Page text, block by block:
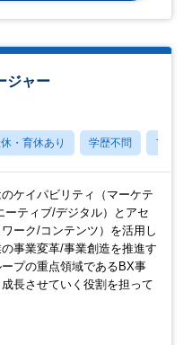
ジャー
・育休あり 学歴不問 フレッ
ケイパビリティ（マーケテ
ーティブ/デジタル）とアセ
ーク/コンテンツ）を活用し
事業変革/事業創造を推進す
プの重点領域であるBX事
長させていく役割を担って